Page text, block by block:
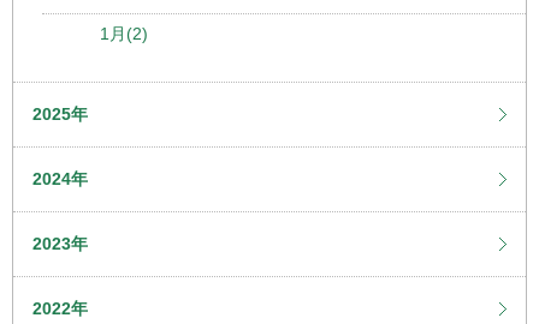
1月(2)
2025年
2024年
2023年
2022年